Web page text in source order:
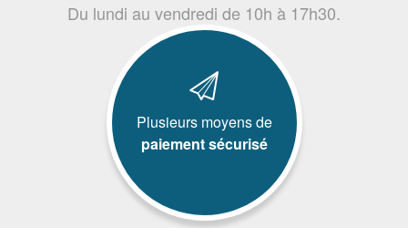
Du lundi au vendredi de 10h à 17h30.
Plusieurs moyens de
paiement sécurisé